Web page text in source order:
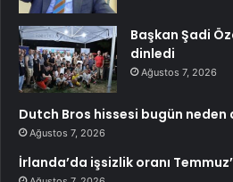
Başkan Şadi
dinledi
Ağustos 7, 2026
Dutch Bros hissesi bugün neden
Ağustos 7, 2026
İrlanda’da işsizlik oranı